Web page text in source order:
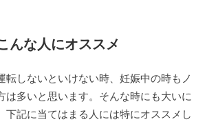
んな人にオススメ
転しないといけない時、妊娠中の時もノ
は多いと思います。そんな時にも大いに
下記に当てはまる人には特にオススメし